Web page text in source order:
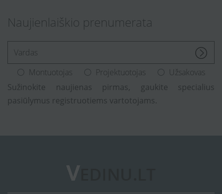
Naujienlaiškio prenumerata
Montuotojas Projektuotojas
Užsakovas
Sužinokite naujienas pirmas, gaukite specialius
pasiūlymus registruotiems vartotojams.